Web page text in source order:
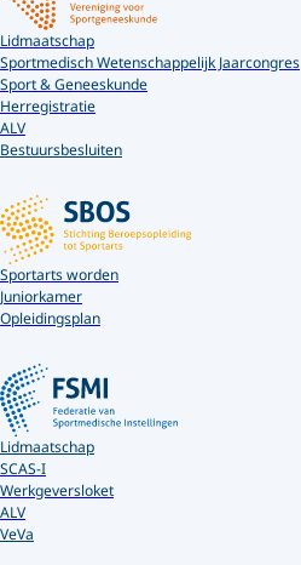
Lidmaatschap
Sportmedisch Wetenschappelijk Jaarcongres
Sport & Geneeskunde
Herregistratie
ALV
Bestuursbesluiten
Sportarts worden
Juniorkamer
Opleidingsplan
Lidmaatschap
SCAS-I
Werkgeversloket
ALV
VeVa